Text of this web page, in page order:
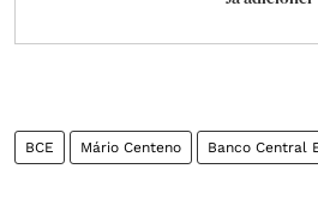
BCE Mário Centeno Banco Central